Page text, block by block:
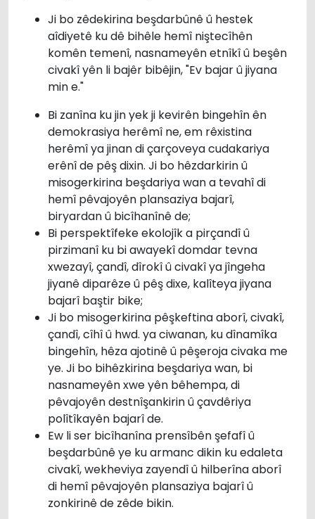
Ji bo zêdekirina beşdarbûnê û hestek
aîdiyetê ku dê bihêle hemî niştecîhên
komên temenî, nasnameyên etnîkî û beşên
civakî yên li bajêr bibêjin, "Ev bajar û jiyana
min e."
Bi zanîna ku jin yek ji kevirên bingehîn ên
demokrasiya herêmî ne, em rêxistina
herêmî ya jinan di çarçoveya cudakariya
erênî de pêş dixin. Ji bo hêzdarkirin û
misogerkirina beşdariya wan a tevahî di
hemî pêvajoyên plansaziya bajarî,
biryardan û bicîhanînê de;
Bi perspektîfeke ekolojîk a pirçandî û
pirzimanî ku bi awayekî domdar tevna
xwezayî, çandî, dîrokî û civakî ya jîngeha
jiyanê diparêze û pêş dixe, kalîteya jiyana
bajarî baştir bike;
Ji bo misogerkirina pêşkeftina aborî, civakî,
çandî, cîhî û hwd. ya ciwanan, ku dînamîka
bingehîn, hêza ajotinê û pêşeroja civaka me
ye. Ji bo bihêzkirina beşdariya wan, bi
nasnameyên xwe yên bêhempa, di
pêvajoyên destnîşankirin û çavdêriya
polîtîkayên bajarî de.
Ew li ser bicîhanîna prensîbên şefafî û
beşdarbûnê ye ku armanc dikin ku edaleta
civakî, wekheviya zayendî û hilberîna aborî
di hemî pêvajoyên plansaziya bajarî û
zonkirinê de zêde bikin.